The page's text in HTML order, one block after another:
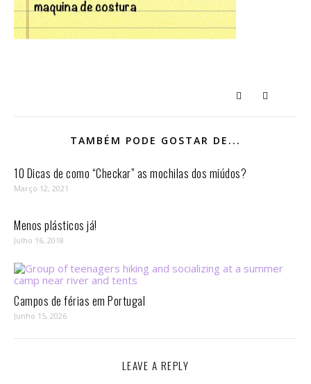
TAMBÉM PODE GOSTAR DE...
10 Dicas de como “Checkar” as mochilas dos miúdos?
Março 12, 2021
Menos plásticos já!
Julho 16, 2018
Campos de férias em Portugal
Junho 15, 2026
LEAVE A REPLY